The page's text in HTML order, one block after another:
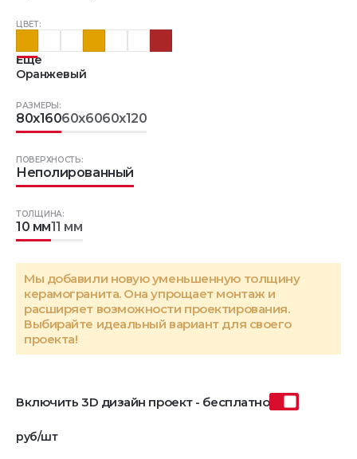
ЦВЕТ:
Еще
Оранжевый
РАЗМЕРЫ:
80x16060x6060x120
ТОЛЩИНА:
10 мм11 мм
ПОВЕРХНОСТЬ:
Неполированный
Мы добавили новую уменьшенную толщину
керамогранита. Она упрощает монтаж и
расширяет возможности проектирования.
Выбирайте идеальный вариант для своего
проекта!
Включить 3D дизайн проект - бесплатно
руб/шт